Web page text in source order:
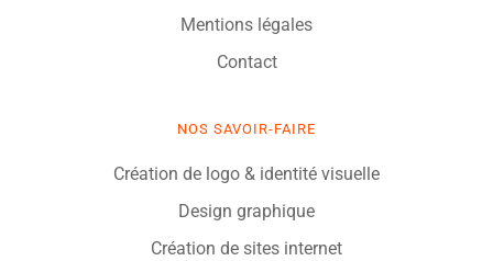
Mentions légales
Contact
NOS SAVOIR-FAIRE
Création de logo & identité visuelle
Design graphique
Création de sites internet